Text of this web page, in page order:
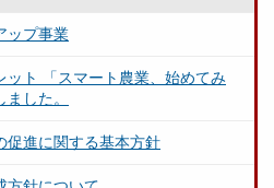
ップ事業
ット 「スマート農業、始めてみ
した。
促進に関する基本方針